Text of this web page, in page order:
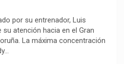
por su entrenador, Luis
su atención hacia en el Gran
La máxima concentración